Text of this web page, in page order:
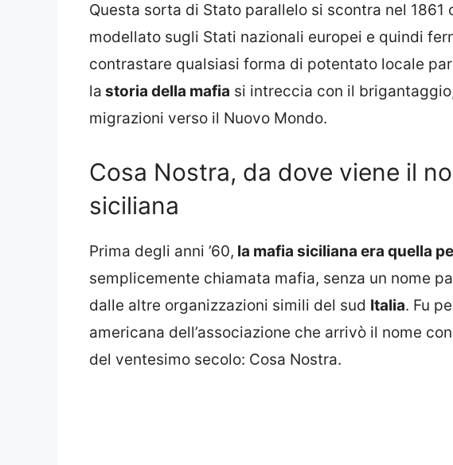
Questa sorta di Stato parallelo si scontra nel 1861
modellato sugli Stati nazionali europei e quindi
contrastare qualsiasi forma di potentato locale
la storia della mafia si intreccia con il
migrazioni verso il Nuovo Mondo.
Cosa Nostra, da dove viene il
siciliana
Prima degli anni ’60, la mafia siciliana era quella
semplicemente chiamata mafia, senza un nome
dalle altre organizzazioni simili del sud Italia. Fu
americana dell’associazione che arrivò il nome
del ventesimo secolo: Cosa Nostra.